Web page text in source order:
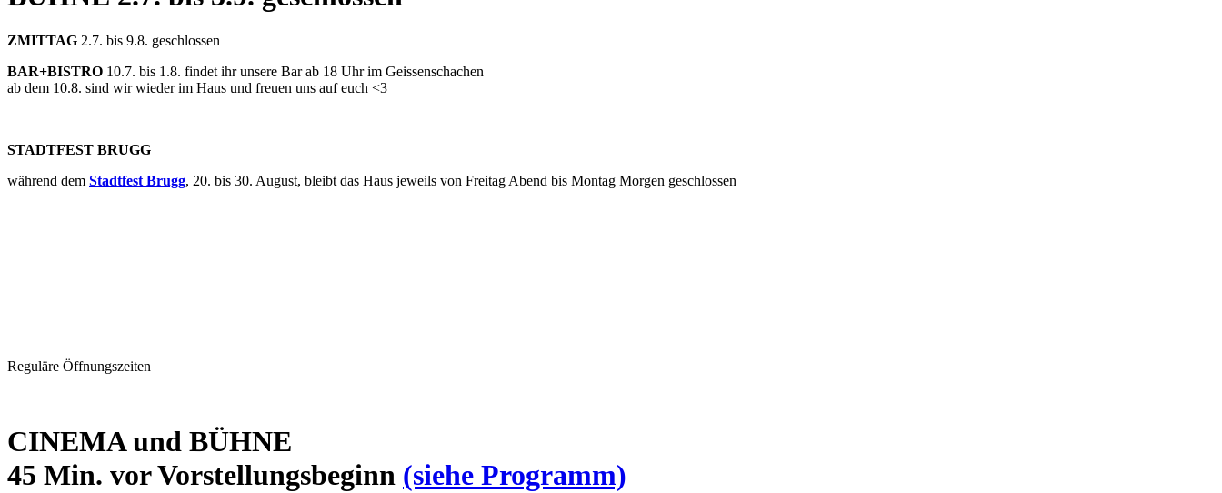
ZMITTAG 2.7. bis 9.8. geschlossen
BAR+BISTRO 10.7. bis 1.8. findet ihr unsere Bar ab 18 Uhr im Geissenschachen
ab dem 10.8. sind wir wieder im Haus und freuen uns auf euch <3
STADTFEST BRUGG
während dem Stadtfest Brugg, 20. bis 30. August, bleibt das Haus jeweils von Freitag Abend bis Montag Morgen geschlossen
Reguläre Öffnungszeiten
CINEMA und BÜHNE
45 Min. vor Vorstellungsbeginn (siehe Programm)